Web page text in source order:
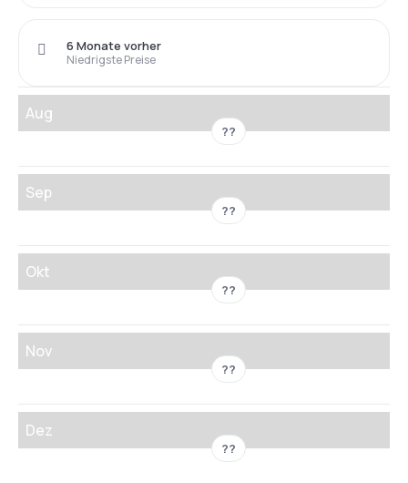
Niedrigste Preise
6 Monate vorher
Aug
??
Sep
??
Okt
??
Nov
??
Dez
??